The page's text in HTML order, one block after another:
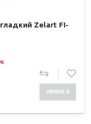
Zelart FI-
НЕМАЄ В